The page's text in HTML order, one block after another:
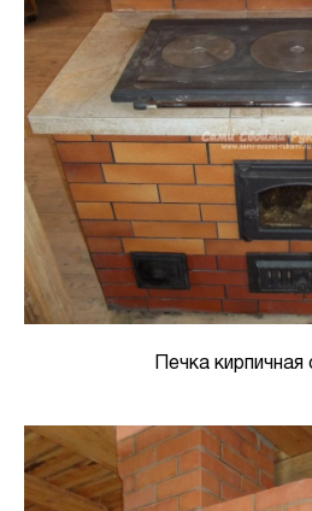
Печка кирпичная